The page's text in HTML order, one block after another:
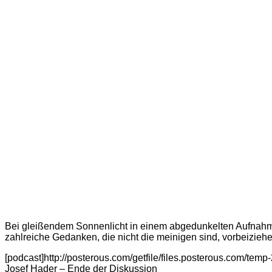
Bei gleißendem Sonnenlicht in einem abgedunkelten
zahlreiche Gedanken, die nicht die meinigen sind,
[podcast]http://posterous.com/getfile/files.posterous.com/
Josef Hader – Ende der Diskussion